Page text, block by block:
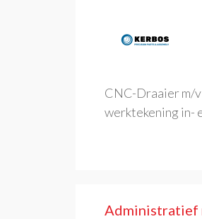
CNC-Draaier m/
werktekening in-
Administratief